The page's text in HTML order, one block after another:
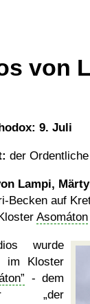
von
9. Juli
der Ordentliche
Lampi,
Becken auf
Asomáton
wurde
im Kloster
- dem
der